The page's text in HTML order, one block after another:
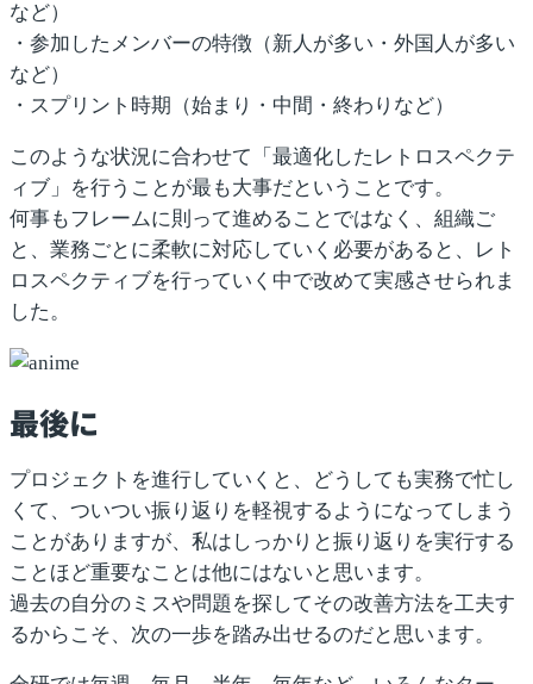
など）
・参加したメンバーの特徴（新人が多い・外国人が多い
など）
・スプリント時期（始まり・中間・終わりなど）
このような状況に合わせて
「最適化したレトロスペクテ
ィブ」を行うことが最も大事だということです。
何事もフレームに則って進めることではなく、組織ご
と、業務ごとに柔軟に対応していく必要があると、レト
ロスペクティブを行っていく中で改めて実感させられま
した。
最後に
プロジェクトを進行していくと、どうしても実務で忙し
くて、ついつい振り返りを軽視するようになってしまう
ことがありますが、私はしっかりと振り返りを実行する
ことほど重要なことは他にはないと思います。
過去の自分のミスや問題を探してその改善方法を工夫す
るからこそ、次の一歩を踏み出せるのだと思います。